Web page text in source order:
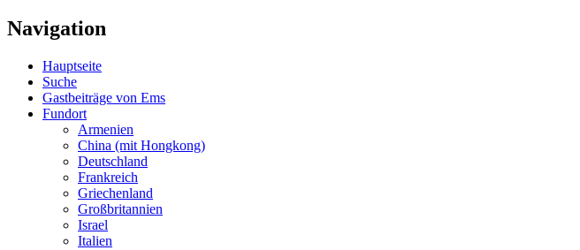
Navigation
Hauptseite
Suche
Gastbeiträge von Ems
Fundort
Armenien
China (mit Hongkong)
Deutschland
Frankreich
Griechenland
Großbritannien
Israel
Italien